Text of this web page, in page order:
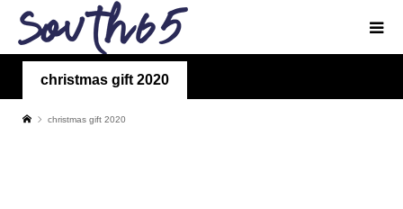
christmas gift 2020
christmas gift 2020